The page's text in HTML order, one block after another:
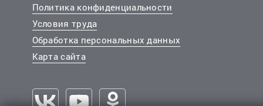
Политика конфиденциальности
Условия труда
Обработка персональных данных
Карта сайта